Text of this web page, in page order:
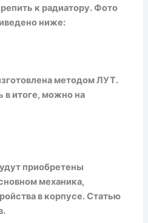
к радиатору. Фото
ниже:
методом ЛУТ.
в итоге, можно на
приобретены
механика,
в корпусе. Статью
.